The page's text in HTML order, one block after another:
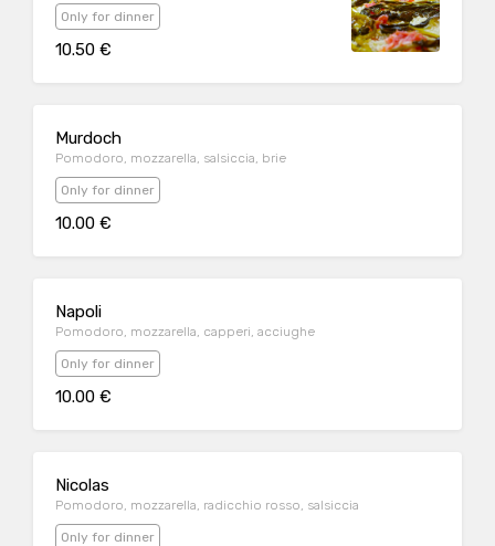
Only for dinner
10.50 €
Murdoch
Pomodoro, mozzarella, salsiccia, brie
Only for dinner
10.00 €
Napoli
Pomodoro, mozzarella, capperi, acciughe
Only for dinner
10.00 €
Nicolas
Pomodoro, mozzarella, radicchio rosso, salsiccia
Only for dinner